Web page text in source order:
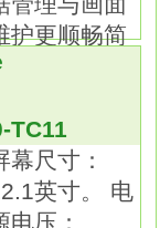
内，
简单的配置
有部件操作
操作手册。
护更顺畅简
。 屏幕尺
TC11
幕尺寸：
英寸。 电
电压：